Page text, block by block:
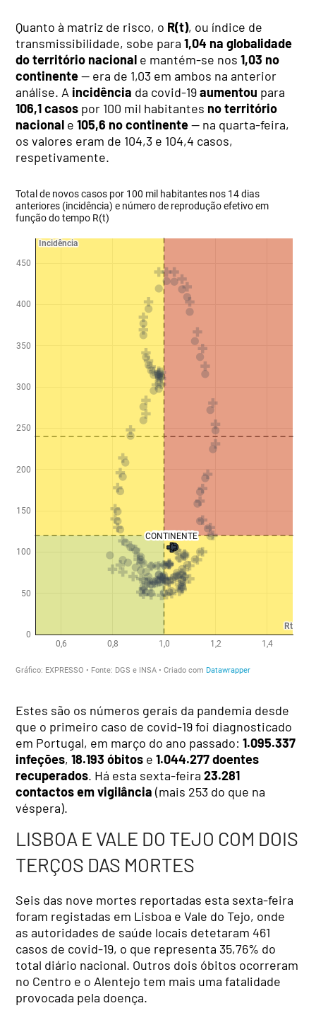
Quanto à matriz de risco, o R(t), ou índice de
transmissibilidade, sobe para1,04 na globalidade
do território nacional e mantém-se nos1,03 no
continente— era de 1,03 em ambos na anterior
análise. A incidência da covid-19aumentou para
106,1 casos por 100 mil habitantes no território
nacional e105,6 no continente— na quarta-feira,
os valores eram de 104,3 e 104,4 casos,
respetivamente.
Estes são os números gerais da pandemia desde
que o primeiro caso de covid-19 foi diagnosticado
em Portugal, em março do ano passado:1.095.337
infeções,18.193 óbitos e1.044.277 doentes
recuperados. Há esta sexta-feira23.281
contactos em vigilância (mais 253 do que na
véspera).
LISBOA E VALE DO TEJO COM DOIS
TERÇOS DAS MORTES
Seis das nove mortes reportadas esta sexta-feira
foram registadas em Lisboa e Vale do Tejo, onde
as autoridades de saúde locais detetaram 461
casos de covid-19, o que representa 35,76% do
total diário nacional. Outros dois óbitos ocorreram
no Centro e o Alentejo tem mais uma fatalidade
provocada pela doença.